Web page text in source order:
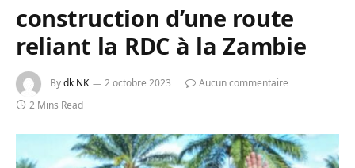
construction d’une route
reliant la RDC à la Zambie
Bydk NK 2 octobre 2023
Aucun commentaire
2 Mins Read